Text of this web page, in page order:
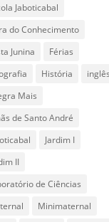
Jaboticabal
do Conhecimento
Junina
Férias
História
inglês
Mais
de Santo André
Jardim I
II
de Ciências
Minimaternal